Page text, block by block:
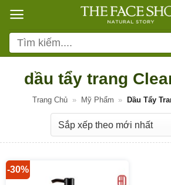
qua
nội
dung
Tìm
kiếm:
dầu tẩy trang
Trang Chủ » Mỹ Phẩm » Dầu Tẩy
-30%